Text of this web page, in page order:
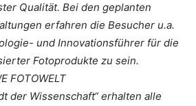
Qualität. Bei den geplanten
erfahren die Besucher u.a.
und Innovationsführer für die
Fotoprodukte zu sein.
FOTOWELT
der Wissenschaft“ erhalten alle